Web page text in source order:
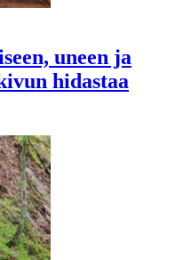
uneen ja
hidastaa